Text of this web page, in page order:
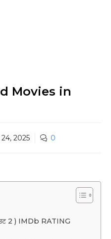
Movies in
2025 0
2 ) IMDb RATING